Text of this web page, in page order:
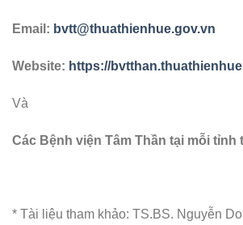
Email: bvtt@thuathienhue.gov.vn
Website: https://
Và
Các Bệnh viện Tâm Thần tại mỗi tỉnh
* Tài liệu tham khảo: TS.BS. Nguyễn